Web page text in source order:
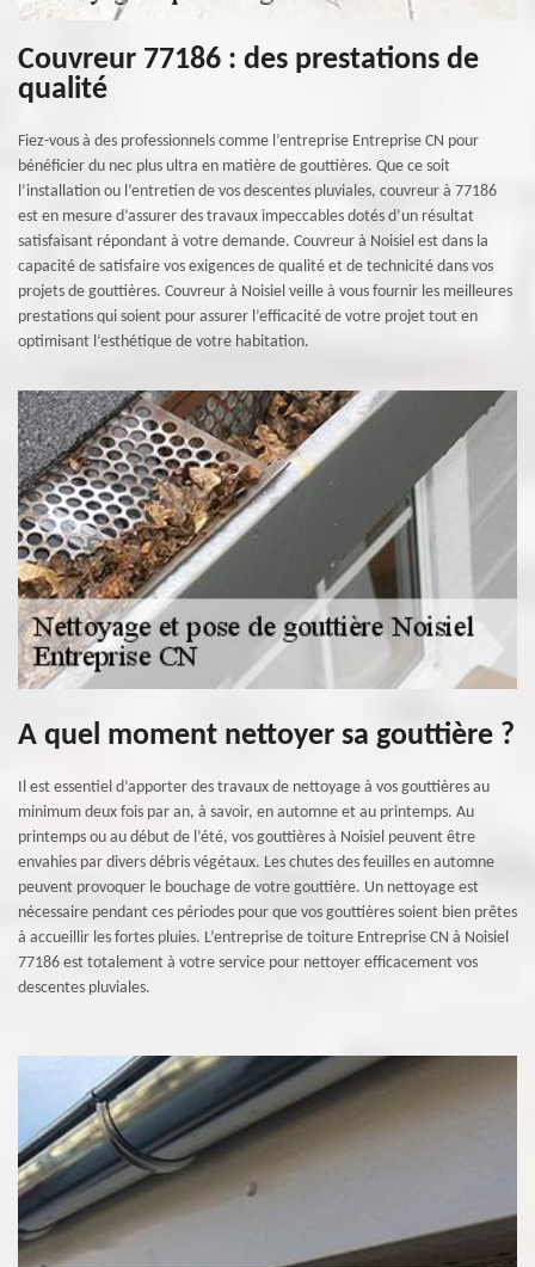
Couvreur 77186 : des prestations de
qualité
Fiez-vous à des professionnels comme l’entreprise Entreprise CN pour
bénéficier du nec plus ultra en matière de gouttières. Que ce soit
l’installation ou l’entretien de vos descentes pluviales, couvreur à 77186
est en mesure d’assurer des travaux impeccables dotés d’un résultat
satisfaisant répondant à votre demande. Couvreur à Noisiel est dans la
capacité de satisfaire vos exigences de qualité et de technicité dans vos
projets de gouttières. Couvreur à Noisiel veille à vous fournir les meilleures
prestations qui soient pour assurer l’efficacité de votre projet tout en
optimisant l’esthétique de votre habitation.
A quel moment nettoyer sa gouttière ?
Il est essentiel d’apporter des travaux de nettoyage à vos gouttières au
minimum deux fois par an, à savoir, en automne et au printemps. Au
printemps ou au début de l’été, vos gouttières à Noisiel peuvent être
envahies par divers débris végétaux. Les chutes des feuilles en automne
peuvent provoquer le bouchage de votre gouttière. Un nettoyage est
nécessaire pendant ces périodes pour que vos gouttières soient bien prêtes
à accueillir les fortes pluies. L’entreprise de toiture Entreprise CN à Noisiel
77186 est totalement à votre service pour nettoyer efficacement vos
descentes pluviales.